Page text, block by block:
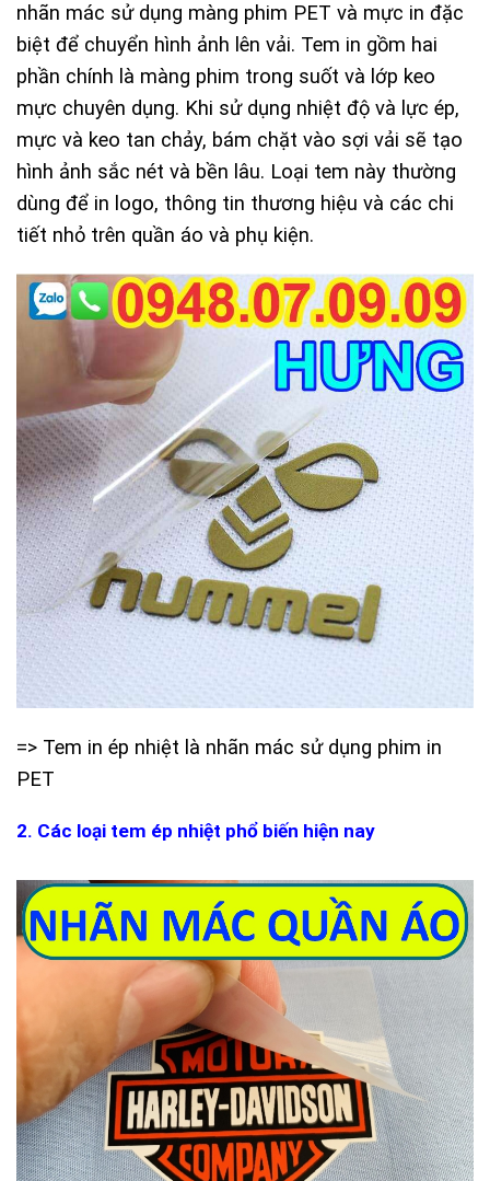
nhãn mác sử dụng màng phim PET và mực in đặc
biệt để chuyển hình ảnh lên vải. Tem in gồm hai
phần chính là màng phim trong suốt và lớp keo
mực chuyên dụng. Khi sử dụng nhiệt độ và lực ép,
mực và keo tan chảy, bám chặt vào sợi vải sẽ tạo
hình ảnh sắc nét và bền lâu. Loại tem này thường
dùng để in logo, thông tin thương hiệu và các chi
tiết nhỏ trên quần áo và phụ kiện.
=> Tem in ép nhiệt là nhãn mác sử dụng phim in
PET
2. Các loại tem ép nhiệt phổ biến hiện nay